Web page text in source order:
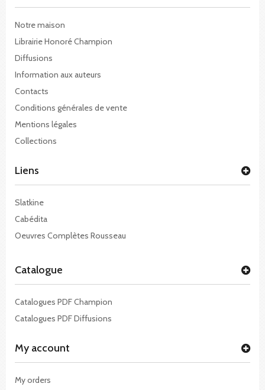
Notre maison
Librairie Honoré Champion
Diffusions
Information aux auteurs
Contacts
Conditions générales de vente
Mentions légales
Collections
Liens
Slatkine
Cabédita
Oeuvres Complètes Rousseau
Catalogue
Catalogues PDF Champion
Catalogues PDF Diffusions
My account
My orders